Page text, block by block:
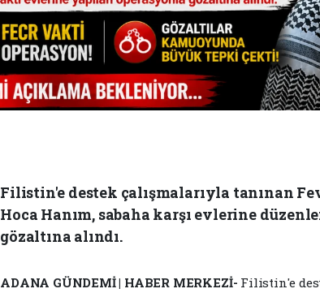
Filistin'e destek çalışmalarıyla tanınan
Hoca Hanım, sabaha karşı evlerine
gözaltına alındı.
ADANA GÜNDEMİ | HABER MERKEZİ- Filistin'e